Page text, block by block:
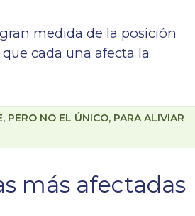
medida de la posición
cada una afecta la
PERO NO EL ÚNICO, PARA ALIVIAR
más afectadas